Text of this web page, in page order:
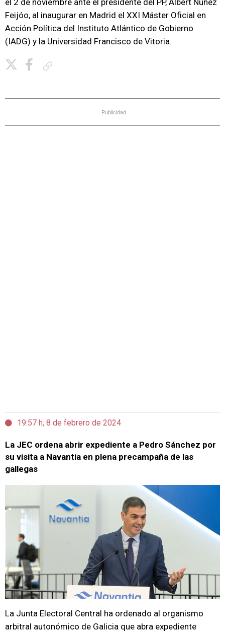
el 2 de noviembre ante el presidente del PP, Albert Núñez
Feijóo, al inaugurar en Madrid el XXI Máster Oficial en
Acción Política del Instituto Atlántico de Gobierno
(IADG) y la Universidad Francisco de Vitoria.
Publicidad
19:57 h, 8 de febrero de 2024
La JEC ordena abrir expediente a Pedro Sánchez por
su visita a Navantia en plena precampaña de las
gallegas
La Junta Electoral Central ha ordenado al organismo
arbitral autonómico de Galicia que abra expediente